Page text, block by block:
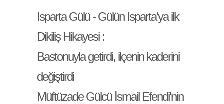
Isparta Gülü - Gülün Isparta'ya ilk
Dikiliş Hikayesi :
Bastonuyla getirdi, ilçenin kaderini
değiştirdi
Müftüzade Gülcü İsmail Efendi'nin